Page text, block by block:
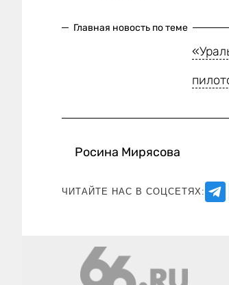
Главная новость по теме
Росина Мирясова
ЧИТАЙТЕ НАС В СОЦСЕТЯХ: